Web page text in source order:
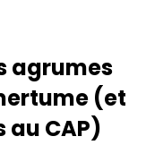
agrumes
(et
au CAP)